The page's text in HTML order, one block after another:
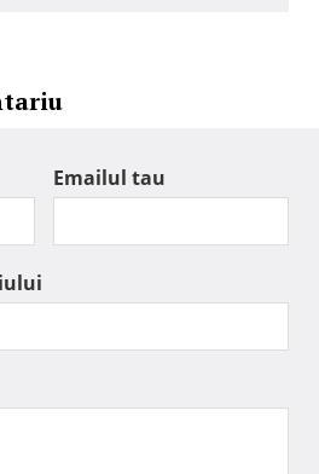
Emailul tau